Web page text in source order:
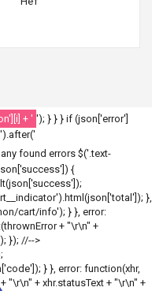
+ ' '); } } } if (json['error']
found errors $('.text-
{
},
cart/info'); } }, error:
+ "\r\n" +
}); //-->
} }, error: function(xhr,
"\r\n" + xhr.statusText + "\r\n" +